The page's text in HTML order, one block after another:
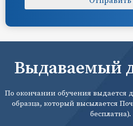
Выдаваемый
По окончании обучения выдается
образца, который высылается
бесплатна).